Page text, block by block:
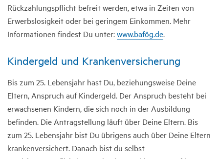
Rückzahlungspflicht befreit werden, etwa in Zeiten von
Erwerbslosigkeit oder bei geringem Einkommen. Mehr
Informationen findest Du unter:www.bafög.de.
Kindergeld und Krankenversicherung
Bis zum 25. Lebensjahr hast Du, beziehungsweise Deine
Eltern, Anspruch auf Kindergeld. Der Anspruch besteht bei
erwachsenen Kindern, die sich noch in der Ausbildung
befinden. Die Antragstellung läuft über Deine Eltern. Bis
zum 25. Lebensjahr bist Du übrigens auch über Deine Eltern
krankenversichert. Danach bist du selbst